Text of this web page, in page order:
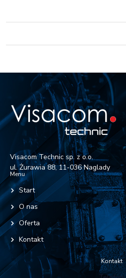
Visacom Technic sp. z o.o.
ul. Żurawia 88, 11-036 Naglady
Menu
Start
O nas
Oferta
Kontakt
Kontakt